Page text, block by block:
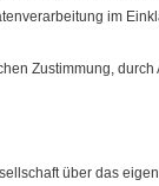
im
Zustimmung,
über das